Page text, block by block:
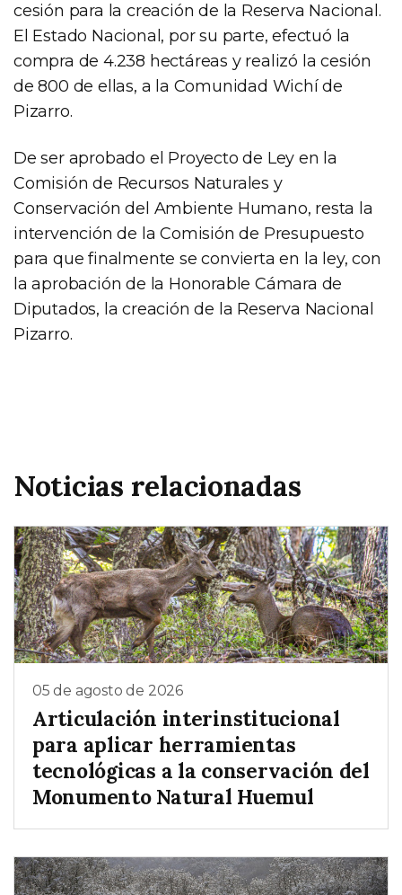
cesión para la creación de la Reserva Nacional.
El Estado Nacional, por su parte, efectuó la
compra de 4.238 hectáreas y realizó la cesión
de 800 de ellas, a la Comunidad Wichí de
Pizarro.
De ser aprobado el Proyecto de Ley en la
Comisión de Recursos Naturales y
Conservación del Ambiente Humano, resta la
intervención de la Comisión de Presupuesto
para que finalmente se convierta en la ley, con
la aprobación de la Honorable Cámara de
Diputados, la creación de la Reserva Nacional
Pizarro.
Noticias relacionadas
05 de agosto de 2026
Articulación interinstitucional
para aplicar herramientas
tecnológicas a la conservación del
Monumento Natural Huemul